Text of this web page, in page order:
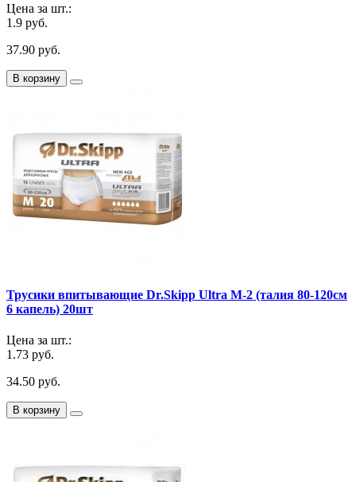
Цена за шт.:
1.9 руб.
37.90 руб.
В корзину
Трусики впитывающие Dr.Skipp Ultra M-2 (талия 80-120см
6 капель) 20шт
Цена за шт.:
1.73 руб.
34.50 руб.
В корзину